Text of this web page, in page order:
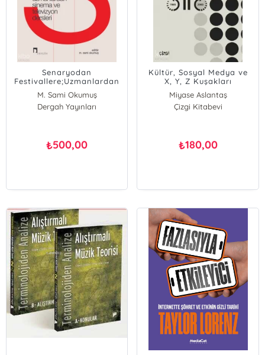
Senaryodan
Festivallere;Uzmanlardan
Sinema ve Televizyon
Dersleri
M. Sami Okumuş
Dergah Yayınları
₺500,00
Kültür, Sosyal Medya ve
X, Y, Z Kuşakları
Miyase Aslantaş
Çizgi Kitabevi
₺180,00